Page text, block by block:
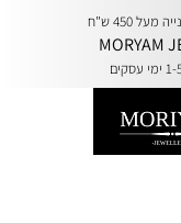
450 ש"ח
MORYAM